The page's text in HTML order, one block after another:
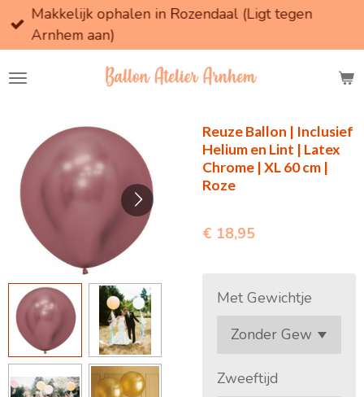
Ga
direct
de
Makkelijk ophalen in Rozendaal (Ligt tegen
Arnhem aan)
Reuze Ballon | Inclusief
Helium en Lint | Latex
Chrome | XL 60 cm |
Roze
€ 18,95
Met Gewichtje
Zweeftijd